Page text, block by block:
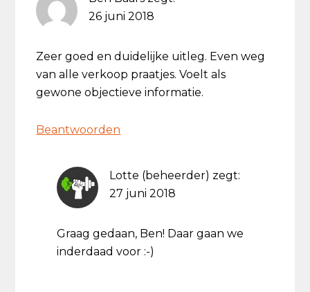
26 juni 2018
Zeer goed en duidelijke uitleg. Even weg
van alle verkoop praatjes. Voelt als
gewone objectieve informatie.
Beantwoorden
Lotte (beheerder) zegt:
27 juni 2018
Graag gedaan, Ben! Daar gaan we
inderdaad voor :-)